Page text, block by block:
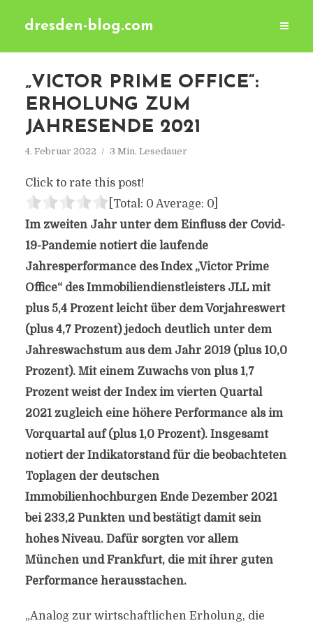
dresden-blog.com
„VICTOR PRIME OFFICE“:
ERHOLUNG ZUM
JAHRESENDE 2021
4. Februar 2022 3 Min. Lesedauer
Click to rate this post!
[Total: 0 Average: 0]
Im zweiten Jahr unter dem Einfluss der Covid-
19-Pandemie notiert die laufende
Jahresperformance des Index „Victor Prime
Office“ des Immobiliendienstleisters JLL mit
plus 5,4 Prozent leicht über dem Vorjahreswert
(plus 4,7 Prozent) jedoch deutlich unter dem
Jahreswachstum aus dem Jahr 2019 (plus 10,0
Prozent). Mit einem Zuwachs von plus 1,7
Prozent weist der Index im vierten Quartal
2021 zugleich eine höhere Performance als im
Vorquartal auf (plus 1,0 Prozent). Insgesamt
notiert der Indikatorstand für die beobachteten
Toplagen der deutschen
Immobilienhochburgen Ende Dezember 2021
bei 233,2 Punkten und bestätigt damit sein
hohes Niveau. Dafür sorgten vor allem
München und Frankfurt, die mit ihrer guten
Performance herausstachen.
„Analog zur wirtschaftlichen Erholung, die